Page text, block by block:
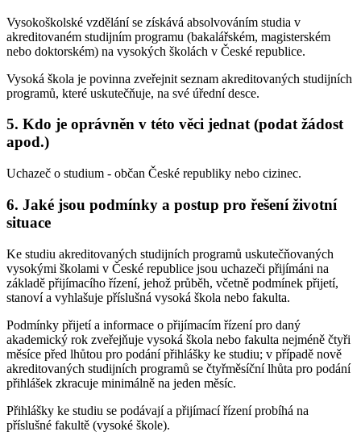
Vysokoškolské vzdělání se získává absolvováním studia v
akreditovaném studijním programu (bakalářském, magisterském
nebo doktorském) na vysokých školách v České republice.
Vysoká škola je povinna zveřejnit seznam akreditovaných studijních
programů, které uskutečňuje, na své úřední desce.
5. Kdo je oprávněn v této věci jednat (podat žádost
apod.)
Uchazeč o studium - občan České republiky nebo cizinec.
6. Jaké jsou podmínky a postup pro řešení životní
situace
Ke studiu akreditovaných studijních programů uskutečňovaných
vysokými školami v České republice jsou uchazeči přijímáni na
základě přijímacího řízení, jehož průběh, včetně podmínek přijetí,
stanoví a vyhlašuje příslušná vysoká škola nebo fakulta.
Podmínky přijetí a informace o přijímacím řízení pro daný
akademický rok zveřejňuje vysoká škola nebo fakulta nejméně čtyři
měsíce před lhůtou pro podání přihlášky ke studiu; v případě nově
akreditovaných studijních programů se čtyřměsíční lhůta pro podání
přihlášek zkracuje minimálně na jeden měsíc.
Přihlášky ke studiu se podávají a přijímací řízení probíhá na
příslušné fakultě (vysoké škole).